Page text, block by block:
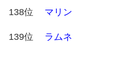
138位 マリン
139位 ラムネ